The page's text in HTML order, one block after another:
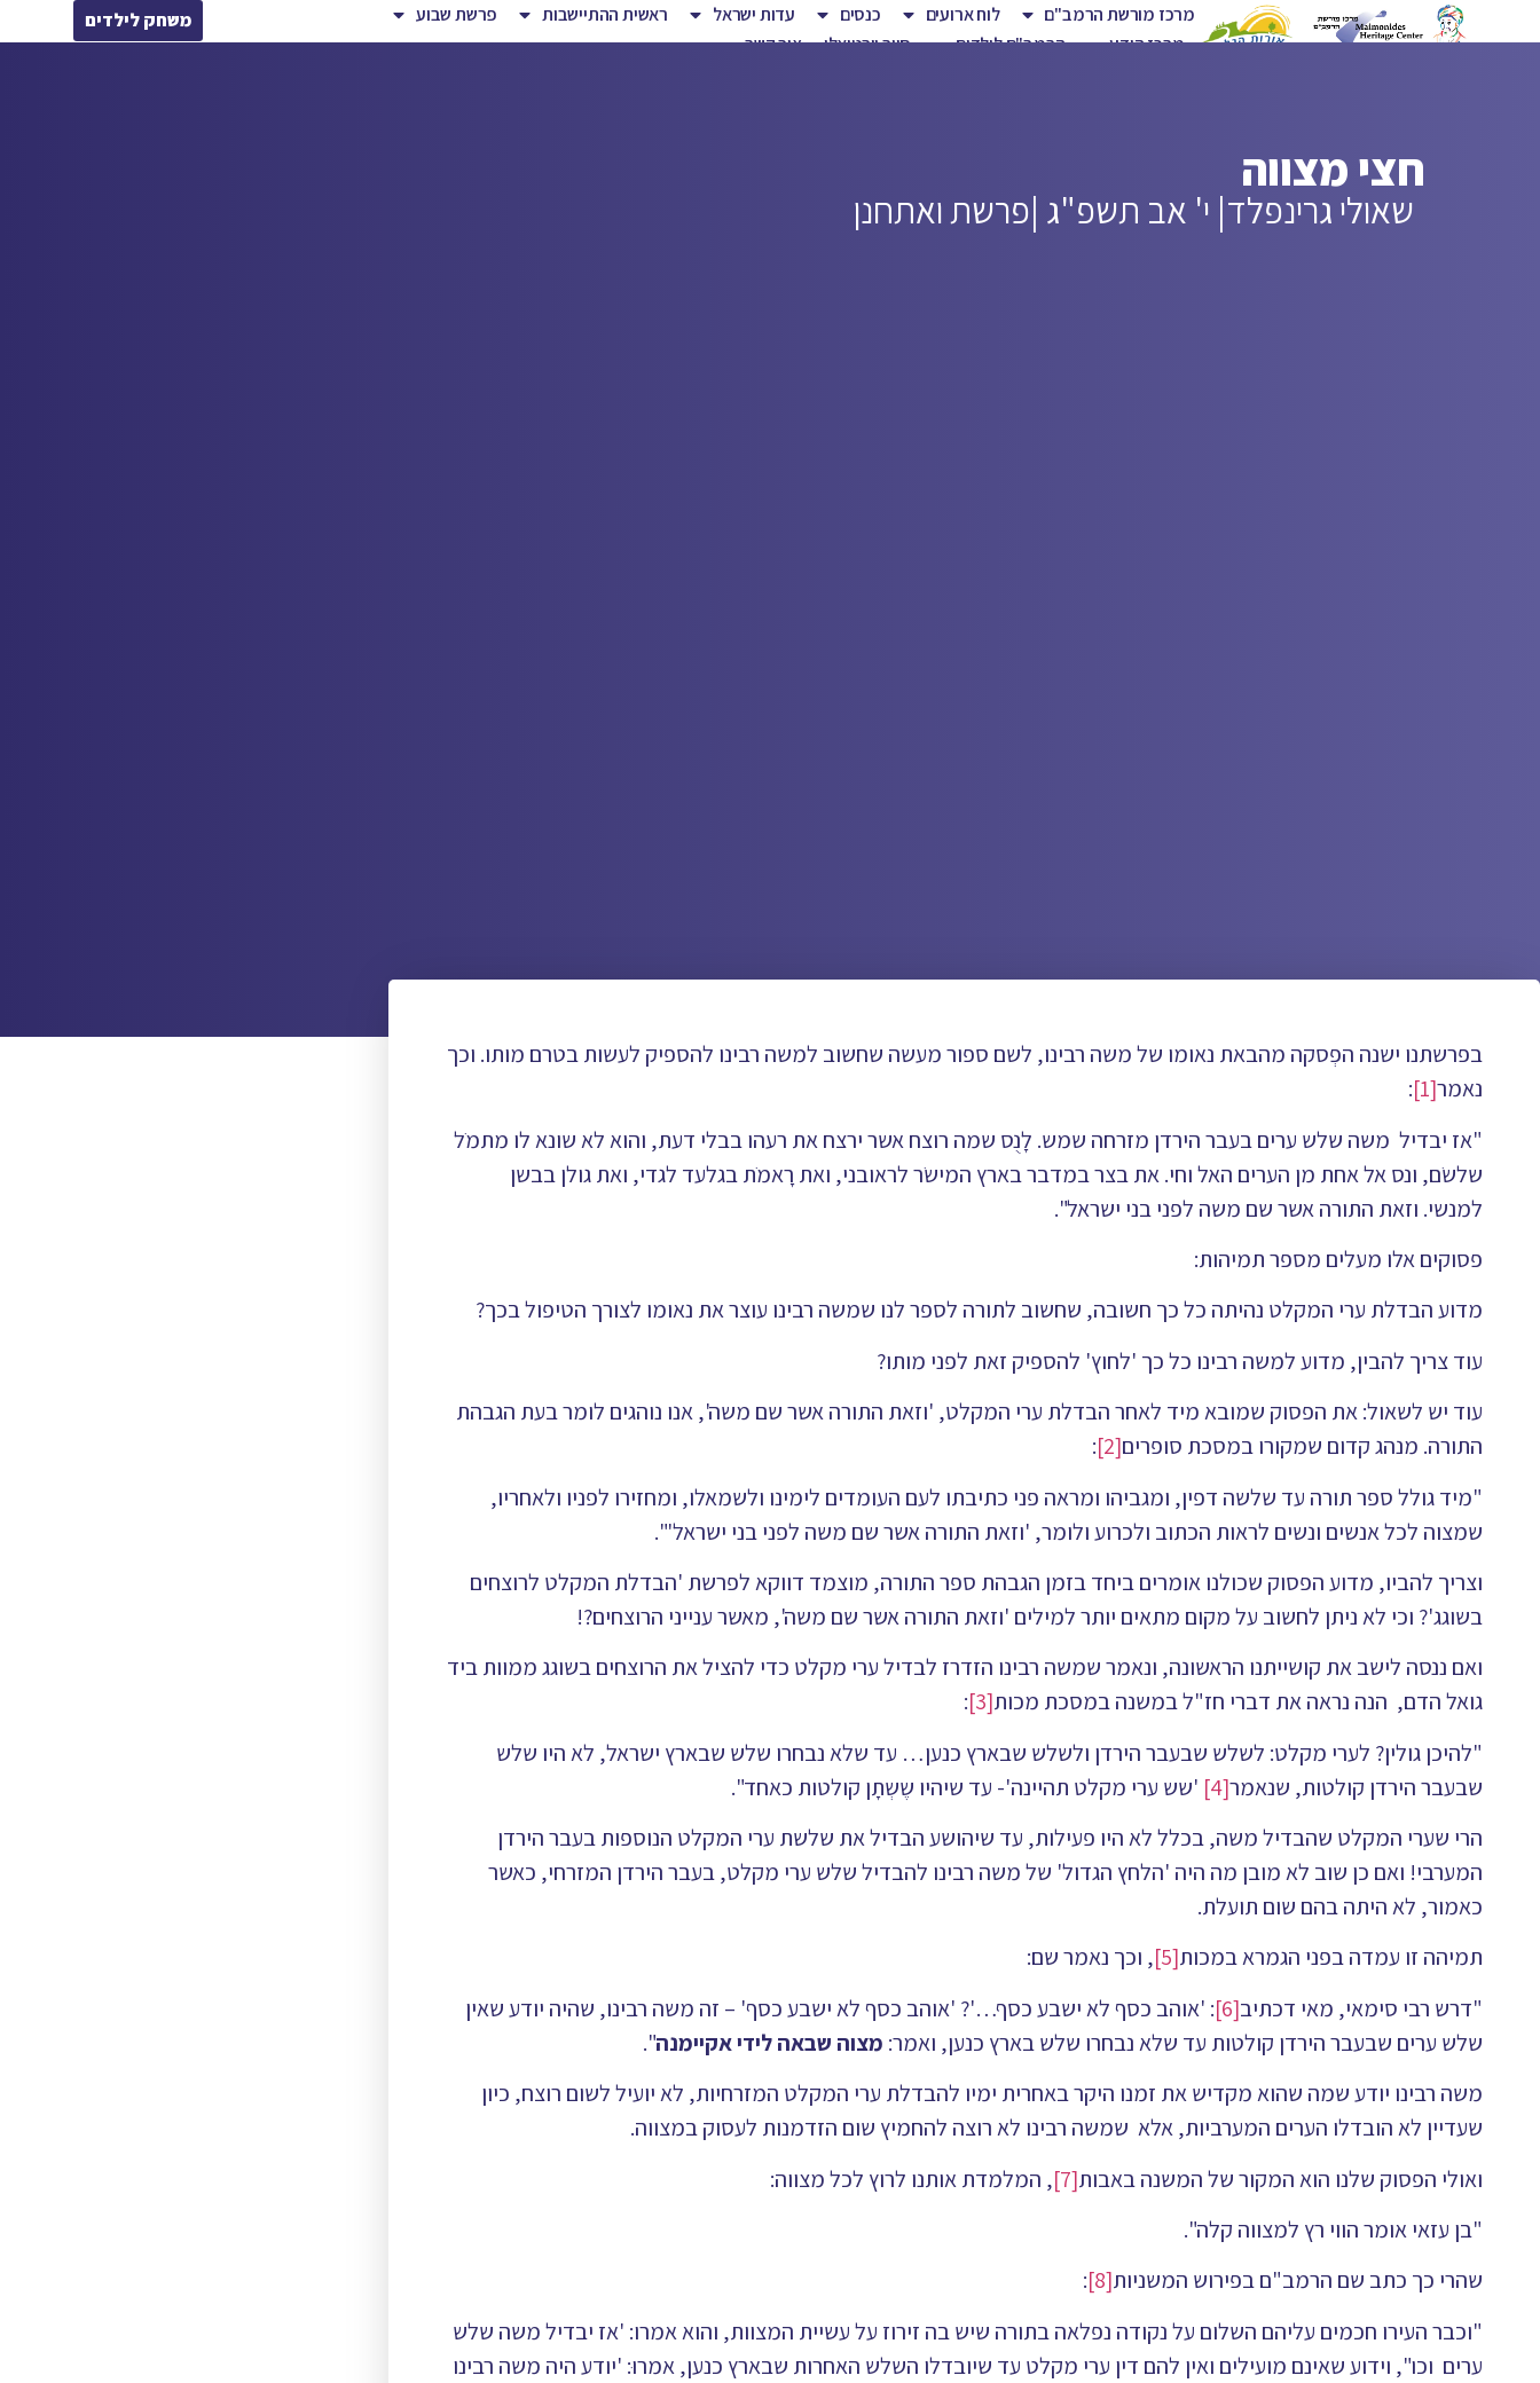
מרכז מורשת הרמב"ם לוח ארועים כנסים עדות ישראל ראשית ההתיישבות
פרשת שבוע
מרכז הידע
הרמב"ם לילדים סיור וירטואלי צור קשר
משחק לילדים
חצי מצווה
שאולי גרינפלד| י' אב תשפ"ג |פרשת ואתחנן
בפרשתנו ישנה הפְסקה מהבאת נאומו של משה רבינו, לשם ספור מעשה שחשוב למשה רבינו להספיק לעשות בטרם מותו. וכך
נאמר[1]
:
"אז יבדיל משה שלש ערים בעבר הירדן מזרחה שמש. לָנֻס שמה רוצח אשר ירצח את רעהו בבלי דעת, והוא לא שונא לו מתמֹל
שלשֹם, ונס אל אחת מן הערים האל וחי. את בצר במדבר בארץ המישֹר לראובני, ואת רָאמֹת בגלעד לגדי, ואת גולן בבשן
למנשי. וזאת התורה אשר שם משה לפני בני ישראל".
פסוקים אלו מעלים מספר תמיהות:
מדוע הבדלת ערי המקלט נהיתה כל כך חשובה, שחשוב לתורה לספר לנו שמשה רבינו עוצר את נאומו לצורך הטיפול בכך?
עוד צריך להבין, מדוע למשה רבינו כל כך 'לחוץ' להספיק זאת לפני מותו?
עוד יש לשאול: את הפסוק שמובא מיד לאחר הבדלת ערי המקלט, 'וזאת התורה אשר שם משה', אנו נוהגים לומר בעת הגבהת
התורה. מנהג קדום שמקורו במסכת סופרים[2]
:
"מיד גולל ספר תורה עד שלשה דפין, ומגביהו ומראה פני כתיבתו לעם העומדים לימינו ולשמאלו, ומחזירו לפניו ולאחריו,
שמצוה לכל אנשים ונשים לראות הכתוב ולכרוע ולומר, 'וזאת התורה אשר שם משה לפני בני ישראל'".
וצריך להביו, מדוע הפסוק שכולנו אומרים ביחד בזמן הגבהת ספר התורה, מוצמד דווקא לפרשת 'הבדלת המקלט לרוצחים
בשוגג'? וכי לא ניתן לחשוב על מקום מתאים יותר למילים 'וזאת התורה אשר שם משה', מאשר ענייני הרוצחים?!
ואם ננסה לישב את קושייתנו הראשונה, ונאמר שמשה רבינו הזדרז לבדיל ערי מקלט כדי להציל את הרוצחים בשוגג ממוות ביד
גואל הדם, הנה נראה את דברי חז"ל במשנה במסכת מכות[3]
:
"להיכן גולין? לערי מקלט: לשלש שבעבר הירדן ולשלש שבארץ כנען… עד שלא נבחרו שלש שבארץ ישראל, לא היו שלש
שבעבר הירדן קולטות, שנאמר[4]
'שש ערי מקלט תהיינה'- עד שיהיו שֶשְתָן קולטות כאחד".
הרי שערי המקלט שהבדיל משה, בכלל לא היו פעילות, עד שיהושע הבדיל את שלשת ערי המקלט הנוספות בעבר הירדן
המערבי! ואם כן שוב לא מובן מה היה 'הלחץ הגדול' של משה רבינו להבדיל שלש ערי מקלט, בעבר הירדן המזרחי, כאשר
כאמור, לא היתה בהם שום תועלת.
תמיהה זו עמדה בפני הגמרא במכות[5]
, וכך נאמר שם:
"דרש רבי סימאי, מאי דכתיב[6]
: 'אוהב כסף לא ישבע כסף…'? 'אוהב כסף לא ישבע כסף' – זה משה רבינו, שהיה יודע שאין
שלש ערים שבעבר הירדן קולטות עד שלא נבחרו שלש בארץ כנען, ואמר: מצוה שבאה לידי אקיימנה".
משה רבינו יודע שמה שהוא מקדיש את זמנו היקר באחרית ימיו להבדלת ערי המקלט המזרחיות, לא יועיל לשום רוצח, כיון
שעדיין לא הובדלו הערים המערביות, אלא שמשה רבינו לא רוצה להחמיץ שום הזדמנות לעסוק במצווה.
ואולי הפסוק שלנו הוא המקור של המשנה באבות[7]
, המלמדת אותנו לרוץ לכל מצווה:
"בן עזאי אומר הווי רץ למצווה קלה".
שהרי כך כתב שם הרמב"ם בפירוש המשניות[8]
:
"וכבר העירו חכמים עליהם השלום על נקודה נפלאה בתורה שיש בה זירוז על עשיית המצוות, והוא אמרו: 'אז יבדיל משה שלש
ערים וכו", וידוע שאינם מועילים ואין להם דין ערי מקלט עד שיובדלו השלש האחרות שבארץ כנען, אמרוּ: 'יודע היה משה רבינו